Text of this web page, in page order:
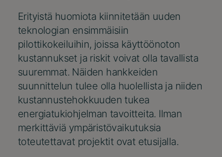
Erityistä huomiota kiinnitetään uuden
teknologian ensimmäisiin
pilottikokeiluihin, joissa käyttöönoton
kustannukset ja riskit voivat olla tavallista
suuremmat. Näiden hankkeiden
suunnittelun tulee olla huolellista ja niiden
kustannustehokkuuden tukea
energiatukiohjelman tavoitteita. Ilman
merkittäviä ympäristövaikutuksia
toteutettavat projektit ovat etusijalla.